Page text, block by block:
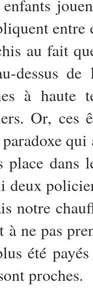
entre
au fait
dessus
à haute
Or,
place
deux
notre
ne pas
été
proches.